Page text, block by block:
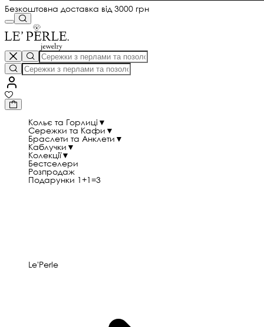
Безкоштовна доставка від 3000 грн
Кольє та Горлиці ▼
Сережки та Кафи ▼
Браслети та Анклети ▼
Каблучки ▼
Колекції▼
Бестселери
Розпродаж
Подарунки 1+1=3
Le'Perle